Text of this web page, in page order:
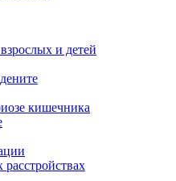
и детей
кишечника